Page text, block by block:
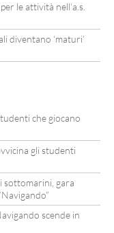
le attività nell’a.s.
diventano ‘maturi’
che giocano
gli studenti
sottomarini, gara
scende in